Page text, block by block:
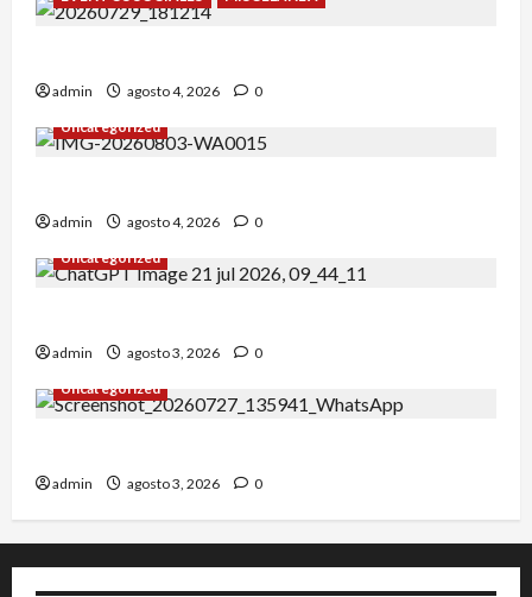
admin agosto 4, 2026
0
Uncategorized
admin agosto 4, 2026
0
Uncategorized
admin agosto 3, 2026
0
Uncategorized
admin agosto 3, 2026 0